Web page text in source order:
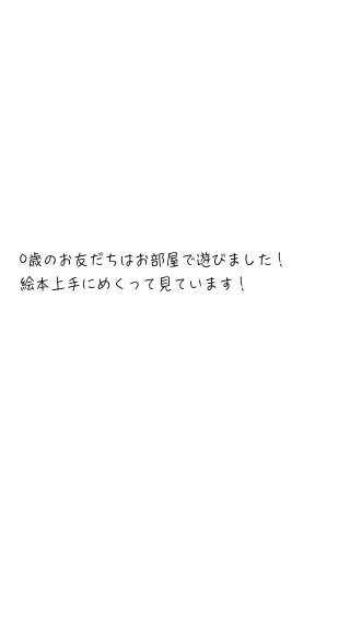
0歳のお友だちはお部屋で遊びました！
絵本上手にめくって見ています！